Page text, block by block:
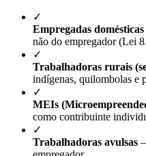
✓
Empregadas domésticas
não do empregador (Lei
✓
Trabalhadoras rurais
indígenas, quilombolas e
✓
MEIs
como contribuinte
✓
Trabalhadoras avulsas